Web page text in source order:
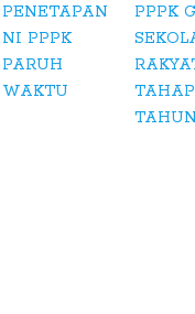
PENETAPAN
NI PPPK
PARUH
WAKTU
PPPK